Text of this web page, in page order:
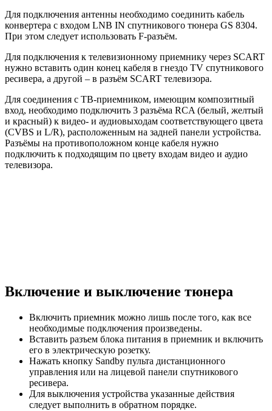
Для подключения антенны необходимо соединить кабель
конвертера с входом LNB IN спутникового тюнера GS 8304.
При этом следует использовать F-разъём.
Для подключения к телевизионному приемнику через SCART
нужно вставить один конец кабеля в гнездо TV спутникового
ресивера, а другой – в разъём SCART телевизора.
Для соединения с ТВ-приемником, имеющим композитный
вход, необходимо подключить 3 разъёма RCA (белый, желтый
и красный) к видео- и аудиовыходам соответствующего цвета
(CVBS и L/R), расположенным на задней панели устройства.
Разъёмы на противоположном конце кабеля нужно
подключить к подходящим по цвету входам видео и аудио
телевизора.
Включение и выключение тюнера
Включить приемник можно лишь после того, как все
необходимые подключения произведены.
Вставить разъем блока питания в приемник и включить
его в электрическую розетку.
Нажать кнопку Sandby пульта дистанционного
управления или на лицевой панели спутникового
ресивера.
Для выключения устройства указанные действия
следует выполнить в обратном порядке.